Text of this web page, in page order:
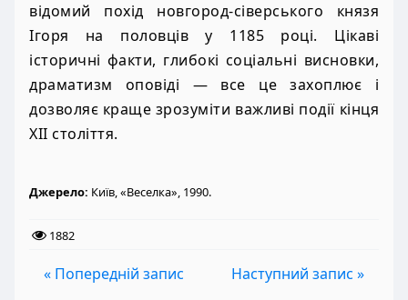
відомий похід новгород-сіверського князя
Ігоря на половців у 1185 році. Цікаві
історичні факти, глибокі соціальні висновки,
драматизм оповіді — все це захоплює і
дозволяє краще зрозуміти важливі події кінця
XII століття.
Джерело: Київ, «Веселка», 1990.
1882
« Попередній запис Наступний запис »